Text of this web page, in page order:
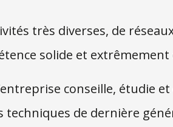
très diverses, de
solide et
conseille, étudie
de dernière